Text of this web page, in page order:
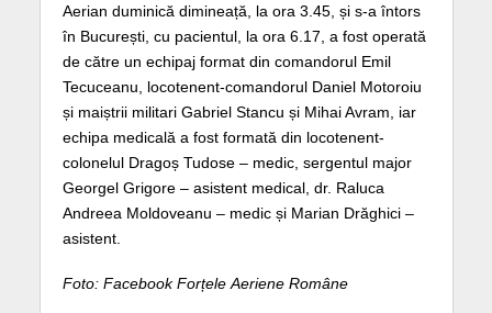
Aerian duminică dimineață, la ora 3.45, și s-a întors
în București, cu pacientul, la ora 6.17, a fost operată
de către un echipaj format din comandorul Emil
Tecuceanu, locotenent-comandorul Daniel Motoroiu
și maiștrii militari Gabriel Stancu și Mihai Avram, iar
echipa medicală a fost formată din locotenent-
colonelul Dragoș Tudose – medic, sergentul major
Georgel Grigore – asistent medical, dr. Raluca
Andreea Moldoveanu – medic și Marian Drăghici –
asistent.
Foto: Facebook Forțele Aeriene Române